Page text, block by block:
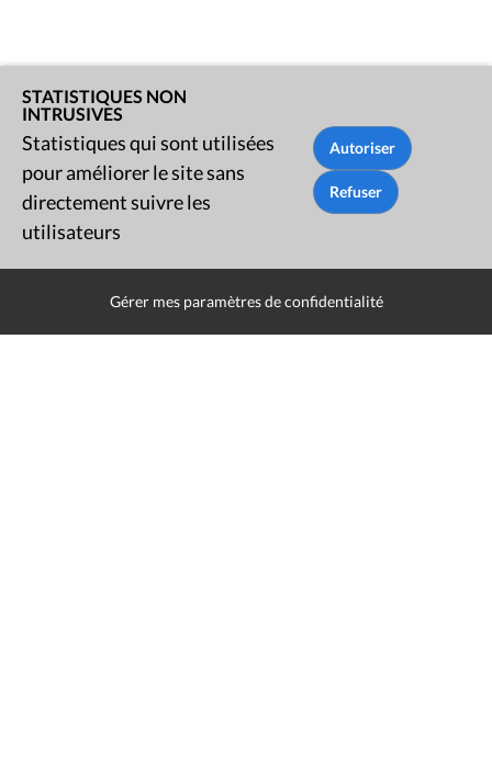
STATISTIQUES NON
INTRUSIVES
Statistiques qui sont utilisées
pour améliorer le site sans
directement suivre les
utilisateurs
Gérer mes paramètres de confidentialité
Rue du Lombard 77
1000 Bruxelles
Contact